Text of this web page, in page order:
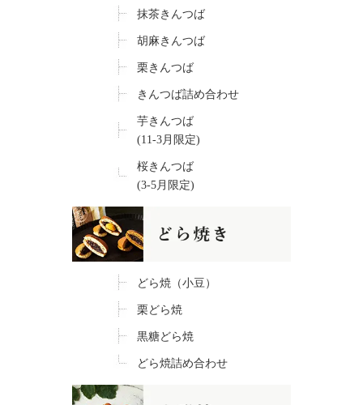
抹茶きんつば
胡麻きんつば
栗きんつば
きんつば詰め合わせ
芋きんつば
(11-3月限定)
桜きんつば
(3-5月限定)
どら焼（小豆）
栗どら焼
黒糖どら焼
どら焼詰め合わせ